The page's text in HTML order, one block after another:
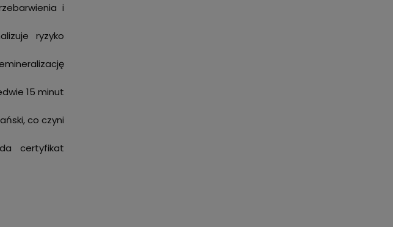
i
ryzyko
15 minut
co czyni
certyfikat